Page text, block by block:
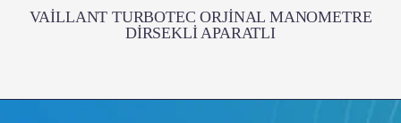
VAİLLANT TURBOTEC ORJİNAL MANOMETRE
DİRSEKLİ APARATLI